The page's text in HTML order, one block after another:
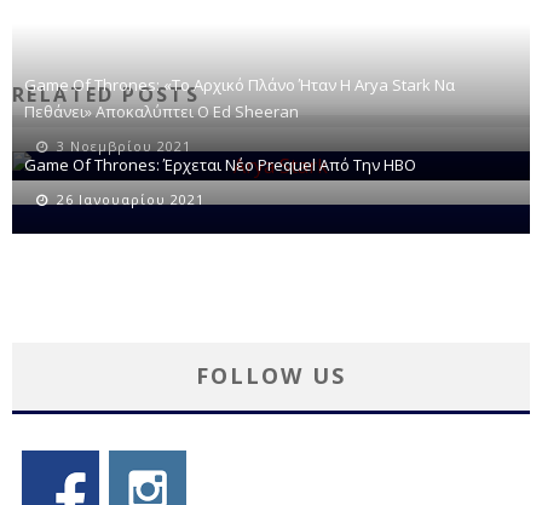
RELATED POSTS
Game Of Thrones: «Το Αρχικό Πλάνο Ήταν Η Arya Stark Να
Πεθάνει» Αποκαλύπτει Ο Ed Sheeran
3 Νοεμβρίου 2021
Game Of Thrones: Έρχεται Νέο Prequel Από Την HBO
26 Ιανουαρίου 2021
FOLLOW US